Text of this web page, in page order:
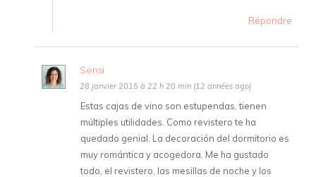
Répondre
Sensi
28 janvier 2015 à 22 h 20 min (12 années ago)
Estas cajas de vino son estupendas, tienen
múltiples utilidades. Como revistero te ha
quedado genial. La decoración del dormitorio es
muy romántica y acogedora. Me ha gustado
todo, el revistero, las mesillas de noche y los